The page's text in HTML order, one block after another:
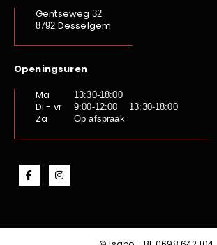
Gentseweg 32
8792 Desselgem
Openingsuren
Ma
13:30-18:00
Di - vr 9:00-12:00 13:30-18:00
Za Op afspraak